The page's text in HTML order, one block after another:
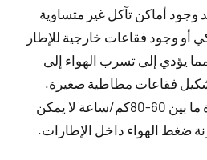
وجود أماكن تآكل غير متساوية
أو وجود فقاعات خارجية للإطار
يؤدي إلى تسرب الهواء إلى
فقاعات مطاطية صغيرة.
وجود اهتزاز بعجلة القيادة ما بين 60-80كم/ساعة لا يمكن
ضغط الهواء داخل الإطارات.